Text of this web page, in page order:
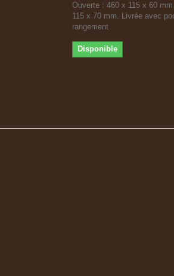
Ouverte : 460 x 115 x 60
115 x 70 mm. Livrée avec
rangement
Disponible